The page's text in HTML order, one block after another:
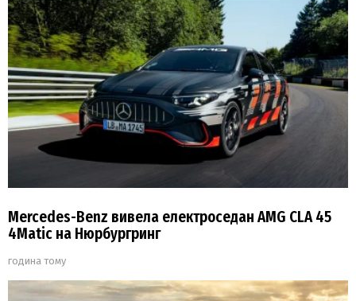
Mercedes-Benz вивела електроседан AMG CLA 45
4Matic на Нюрбургринг
година тому